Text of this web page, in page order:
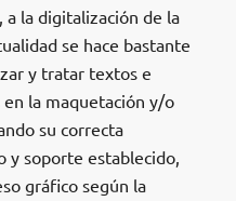
la digitalización de la
se hace bastante
y tratar textos e
la maquetación y/o
su correcta
y soporte establecido,
gráfico según la